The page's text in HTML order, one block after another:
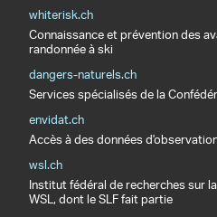
whiterisk.ch
Connaissance et prévention des
randonnée à ski
dangers-naturels.ch
Services spécialisés de la
envidat.ch
Accès à des données
wsl.ch
Institut fédéral de recherches sur
WSL, dont le SLF fait partie